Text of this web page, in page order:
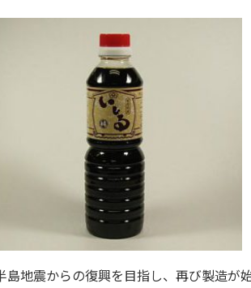
島地震からの復興を目指し、再び製造が